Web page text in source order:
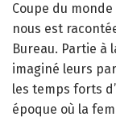
Coupe du
nous est
Bureau. Partie à
imaginé leurs
les temps forts
époque où la